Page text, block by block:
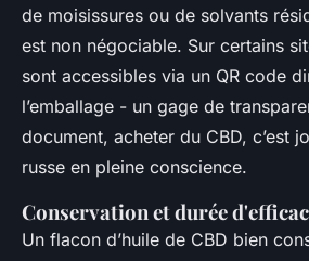
de moisissures ou de solvants
est non négociable. Sur certains
sont accessibles via un QR code
l’emballage - un gage de
document, acheter du CBD, c’est
russe en pleine conscience.
Conservation et durée
Un flacon d’huile de CBD bien